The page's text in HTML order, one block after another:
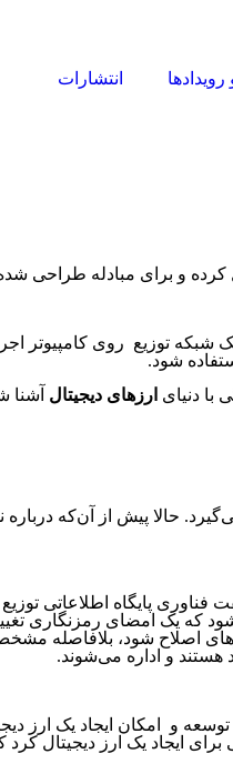
انتشارات
شبکه توزیع روی کامپیوتر
شود.
دنیای ارزهای دیجیتال آشنا
حالا پیش از آن‌که درباره
اصلاح شود،
و اداره می‌شوند.
و همچنین نرم افزاری شروع به توسعه و
ایجاد یک ارز دیجیتال کرد